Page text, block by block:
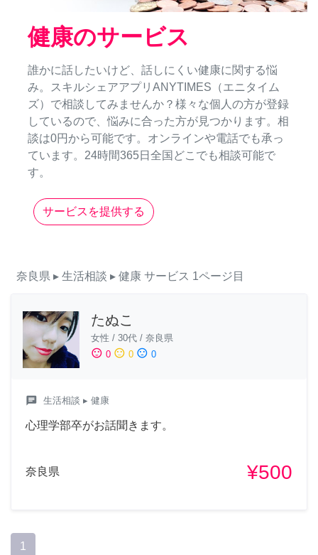
健康のサービス
誰かに話したいけど、話しにくい健康に関する悩
み。スキルシェアアプリANYTIMES（エニタイム
ズ）で相談してみませんか？様々な個人の方が登録
しているので、悩みに合った方が見つかります。相
談は0円から可能です。オンラインや電話でも承っ
ています。24時間365日全国どこでも相談可能で
す。
サービスを提供する
奈良県 ▸ 生活相談 ▸ 健康 サービス 1ページ目
たぬこ
女性 / 30代 / 奈良県
sentiment_satisfied 0 sentiment_neutral 0 sentiment_dissatisfied 0
chat 生活相談 ▸ 健康
心理学部卒がお話聞きます。
奈良県 ¥500
1